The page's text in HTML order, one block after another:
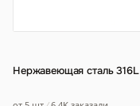
Нержавеющая сталь 316L